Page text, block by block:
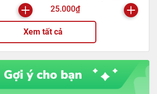
Phen!! (Tái Bản 2024)
25.000₫
Xem tất cả